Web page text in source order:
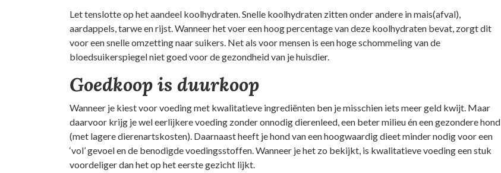
Let tenslotte op het aandeel koolhydraten. Snelle koolhydraten zitten onder andere in mais(afval),
aardappels, tarwe en rijst. Wanneer het voer een hoog percentage van deze koolhydraten bevat, zorgt dit
voor een snelle omzetting naar suikers. Net als voor mensen is een hoge schommeling van de
bloedsuikerspiegel niet goed voor de gezondheid van je huisdier.
Goedkoop is duurkoop
Wanneer je kiest voor voeding met kwalitatieve ingrediënten ben je misschien iets meer geld kwijt. Maar
daarvoor krijg je wel eerlijkere voeding zonder onnodig dierenleed, een beter milieu én een gezondere hond
(met lagere dierenartskosten). Daarnaast heeft je hond van een hoogwaardig dieet minder nodig voor een
‘vol’ gevoel en de benodigde voedingsstoffen. Wanneer je het zo bekijkt, is kwalitatieve voeding een stuk
voordeliger dan het op het eerste gezicht lijkt.